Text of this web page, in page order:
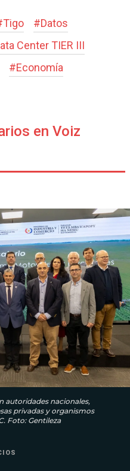
Tigo #Datos
Center TIER III
#Economía
en Voiz
autoridades nacionales,
privadas y organismos
Foto: Gentileza